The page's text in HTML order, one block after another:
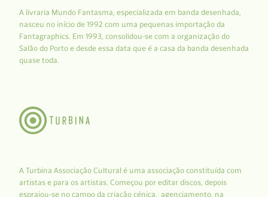
A livraria Mundo Fantasma, especializada em banda desenhada,
nasceu no início de 1992 com uma pequenas importação da
Fantagraphics. Em 1993, consolidou-se com a organização do
Salão do Porto e desde essa data que é a casa da banda desenhada
quase toda.
A Turbina Associação Cultural é uma associação constituída com
artistas e para os artistas. Começou por editar discos, depois
espraiou-se no campo da criação cénica, agenciamento, na